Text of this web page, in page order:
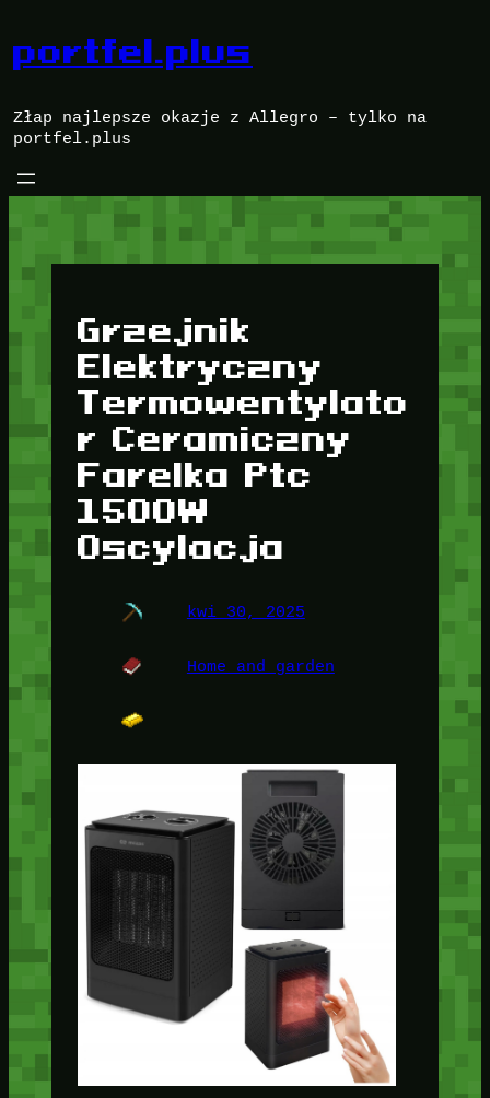
treści
portfel.plus
Złap najlepsze okazje z Allegro – tylko na
portfel.plus
Grzejnik
Elektryczny
Termowentylato
r Ceramiczny
Farelka Ptc
1500W
Oscylacja
kwi 30, 2025
Home and garden